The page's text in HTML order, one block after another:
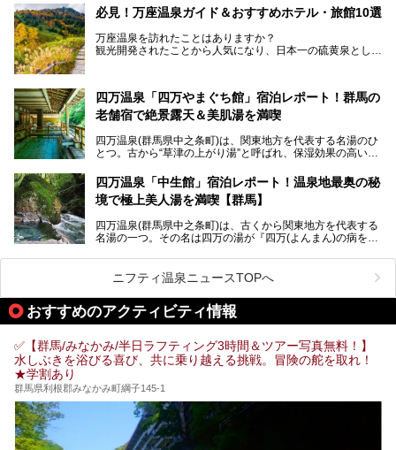
───
提供元：アイコニア・ホスピタリティ株式会社【PR】
この記事は亀の井ホテル 草津リゾートのPR記事です。
日帰り温泉の「水沼の湯」と宿泊もできる「サウナの森」、
２つのエリアがあります。
今回は、その中でも特にユニークな駅直結の「水沼の湯」の
魅力に焦点を当て、温泉好き、サウナー、そして電車旅好き
必見！万座温泉ガイド＆おすすめホテル・旅館10選
万座温泉を訪れたことはありますか？
観光開発されたことから人気になり、日本一の硫黄泉として
も多いかもしれません。
そこで筆者である私が実際に行ってみました！万座温泉の楽
しみ方や周辺の観光地を解説します。
また、日帰り入浴できる温泉から混浴可能な温泉まで、おす
すめの入浴施設もご紹介します！
四万温泉「四万やまぐち館」宿泊レポート！群馬の
老舗宿で絶景露天＆美肌湯を満喫
四万温泉(群馬県中之条町)は、関東地方を代表する名湯のひ
とつ。古から“草津の上がり湯”と呼ばれ、保湿効果の高い美
「四万やまぐち館」は、この地を代表する旅館の一つ。日帰
り入浴も可能ですが、やはり宿泊してじっくり楽しむのがベ
肌湯をはじめ、館内の魅力をたっぷりとご紹介します！
四万温泉「中生館」宿泊レポート！温泉地最奥の秘
境で極上美人湯を満喫【群馬】
四万温泉(群馬県中之条町)は、古くから関東地方を代表する
名湯の一つ。その名は四万の湯が『四万(よんまん)の病を癒
観光客で賑わう人気温泉地です。
「中生館」は四万温泉最奥に位置し、秘境感漂う老舗宿。泉
質の良さ(特に美人湯効果)に定評があり、知る人ぞ知る穴場
的存在です。今回は筆者自ら宿泊し、自慢の温泉をはじめ食
事・客室・共有スペースなど、宿の全貌を徹底紹介します。
ニフティ温泉ニュースTOPへ
おすすめのアクティビティ情報
✅【群馬/みなかみ/半日ラフティング3時間＆ツアー写真無料！】
水しぶきを浴びる喜び、共に乗り越える挑戦。冒険の舵を取れ！
★学割あり
群馬県利根郡みなかみ町綱子145-1